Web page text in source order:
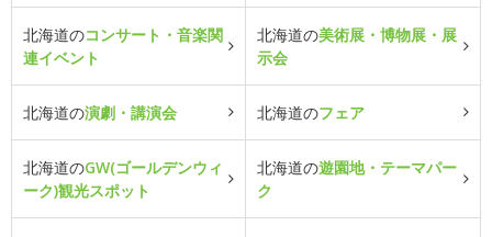
北海道のコンサート・音楽関
連イベント
北海道の美術展・博物展・展
示会
北海道の演劇・講演会 北海道のフェア
北海道のGW(ゴールデンウィ
ーク)観光スポット
北海道の遊園地・テーマパー
ク